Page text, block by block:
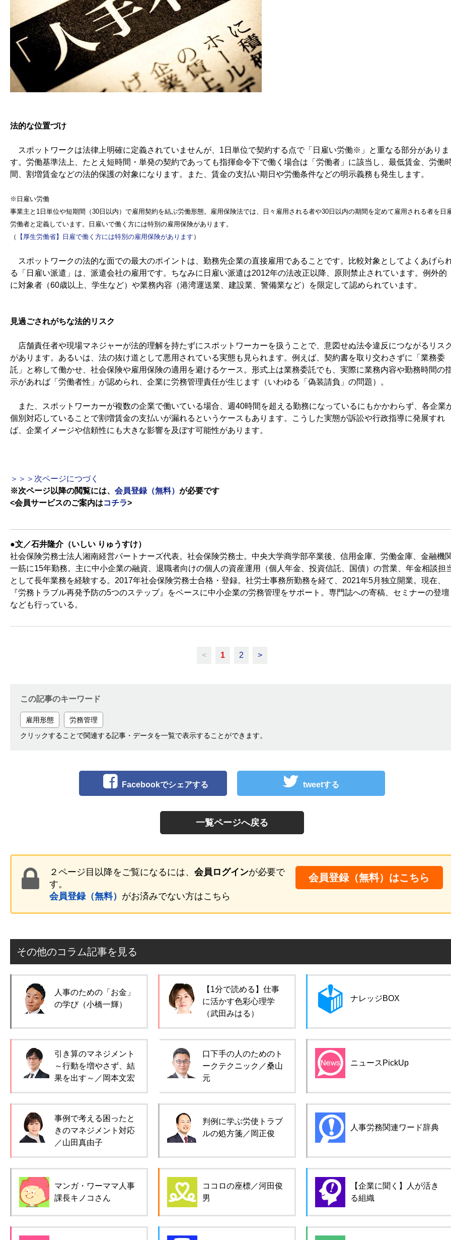
法的な位置づけ
スポットワークは法律上明確に定義されていませんが、1日単位で契約する点で「日雇い労働※」と重なる部分がありま
す。労働基準法上、たとえ短時間・単発の契約であっても指揮命令下で働く場合は「労働者」に該当し、最低賃金、労働
間、割増賃金などの法的保護の対象になります。また、賃金の支払い期日や労働条件などの明示義務も発生します。
※日雇い労働
事業主と1日単位や短期間（30日以内）で雇用契約を結ぶ労働形態。雇用保険法では、日々雇用される者や30日以内の期間を定めて雇用される者を日
労働者と定義しています。日雇いで働く方には特別の雇用保険があります。
（
【厚生労働省】日雇で働く方には特別の雇用保険があります ）
スポットワークの法的な面での最大のポイントは、勤務先企業の直接雇用であることです。比較対象としてよくあげら
る「日雇い派遣」は、派遣会社の雇用です。ちなみに日雇い派遣は2012年の法改正以降、原則禁止されています。例外的
に対象者（60歳以上、学生など）や業務内容（港湾運送業、建設業、警備業など）を限定して認められています。
見過ごされがちな法的リスク
店舗責任者や現場マネジャーが法的理解を持たずにスポットワーカーを扱うことで、意図せぬ法令違反につながるリス
があります。あるいは、法の抜け道として悪用されている実態も見られます。例えば、契約書を取り交わさずに「業務委
託」と称して働かせ、社会保険や雇用保険の適用を避けるケース。形式上は業務委託でも、実際に業務内容や勤務時間の
示があれば「労働者性」が認められ、企業に労務管理責任が生じます（いわゆる「偽装請負」の問題）。
また、スポットワーカーが複数の企業で働いている場合、週40時間を超える勤務になっているにもかかわらず、各企業
個別対応していることで割増賃金の支払いが漏れるというケースもあります。こうした実態が訴訟や行政指導に発展すれ
ば、企業イメージや信頼性にも大きな影響を及ぼす可能性があります。
＞＞＞次ページにつづく
※次ページ以降の閲覧には、 会員登録（無料） が必要です
<会員サービスのご案内はコチラ>
●文／石井隆介（いしい りゅうすけ）
社会保険労務士法人湘南経営パートナーズ代表。社会保険労務士。中央大学商学部卒業後、信用金庫、労働金庫、金融機
一筋に15年勤務。主に中小企業の融資、退職者向けの個人の資産運用（個人年金、投資信託、国債）の営業、年金相談担
として長年業務を経験する。2017年社会保険労務士合格・登録。社労士事務所勤務を経て、2021年5月独立開業。現在、
『労務トラブル再発予防の5つのステップ』をベースに中小企業の労務管理をサポート。専門誌への寄稿、セミナーの登壇
なども行っている。
< 1 2 >
この記事のキーワード
雇用形態
労務管理
クリックすることで関連する記事・データを一覧で表示することができます。
Facebookでシェアする tweetする
一覧ページへ戻る
２ページ目以降をご覧になるには、 会員ログインが必要で
す。
会員登録（無料） がお済みでない方はこちら
会員登録（無料）はこちら
その他のコラム記事を見る
人事のための「お金」
の学び（小橋一輝）
【1分で読める】仕事
に活かす色彩心理学
（武田みはる）
ナレッジBOX
引き算のマネジメント
～行動を増やさず、結
果を出す～／岡本文宏
口下手の人のためのト
ークテクニック／桑山
元
ニュースPickUp
事例で考える困ったと
きのマネジメント対応
／山田真由子
判例に学ぶ労使トラブ
ルの処方箋／岡正俊
人事労務関連ワード辞典
マンガ・ワーママ人事
課長キノコさん
ココロの座標／河田俊
男
【企業に聞く】人が活き
る組織